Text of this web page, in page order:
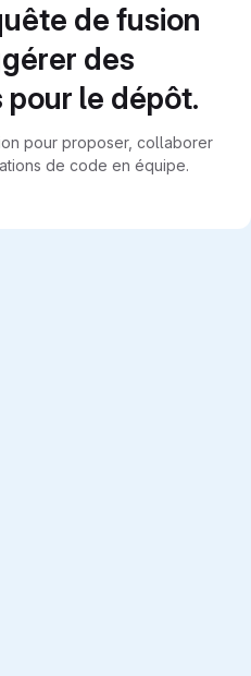
de fusion
des
le dépôt.
pour proposer, collaborer
de code en équipe.